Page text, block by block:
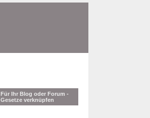
Für Ihr Blog oder Forum -
Gesetze verknüpfen